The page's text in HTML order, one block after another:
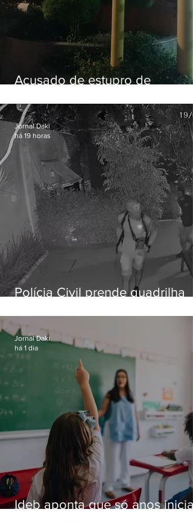
Acusado de estupro de
Polícia Civil prende quadrilha
residências de luxo no Rio
Jornal Daki
há 19 horas
Ideb aponta que só anos
Jornal Daki
há 1 dia